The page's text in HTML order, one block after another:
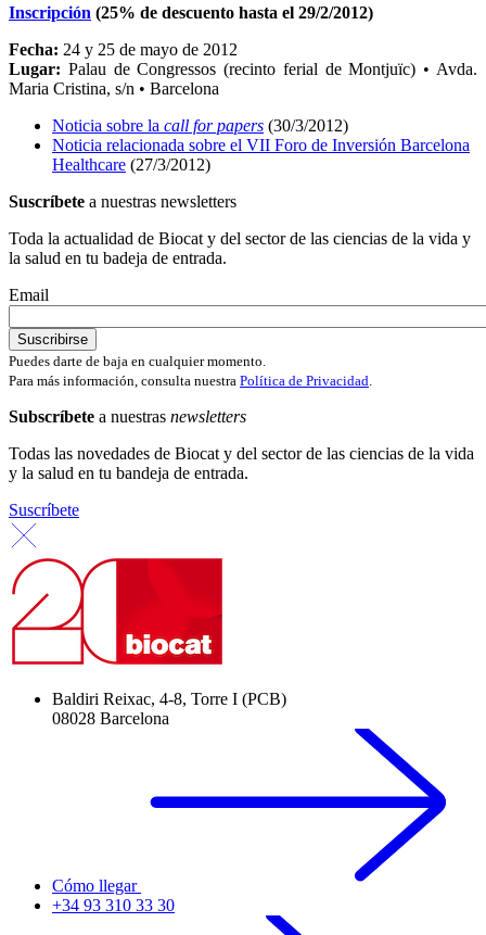
Inscripción (25% de descuento hasta el 29/2/2012)
Fecha: 24 y 25 de mayo de 2012
Lugar: Palau de Congressos (recinto ferial de Montjuïc) • Avda.
Maria Cristina, s/n • Barcelona
Noticia sobre la call for papers (30/3/2012)
Noticia relacionada sobre el VII Foro de Inversión Barcelona
Healthcare (27/3/2012)
Suscríbete a nuestras newsletters
Toda la actualidad de Biocat y del sector de las ciencias de la vida y
la salud en tu badeja de entrada.
Email
Puedes darte de baja en cualquier momento.
Para más información, consulta nuestra Política de Privacidad.
Subscríbete a nuestras newsletters
Todas las novedades de Biocat y del sector de las ciencias de la vida
y la salud en tu bandeja de entrada.
Suscríbete
Baldiri Reixac, 4-8, Torre I (PCB)
08028 Barcelona
Cómo llegar
+34 93 310 33 30